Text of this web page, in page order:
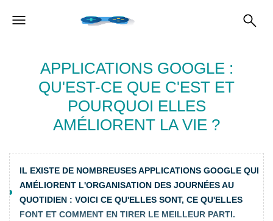
APPLICATIONS GOOGLE :
QU'EST-CE QUE C'EST ET
POURQUOI ELLES
AMÉLIORENT LA VIE ?
IL EXISTE DE NOMBREUSES APPLICATIONS GOOGLE QUI
AMÉLIORENT L'ORGANISATION DES JOURNÉES AU
QUOTIDIEN : VOICI CE QU'ELLES SONT, CE QU'ELLES
FONT ET COMMENT EN TIRER LE MEILLEUR PARTI.